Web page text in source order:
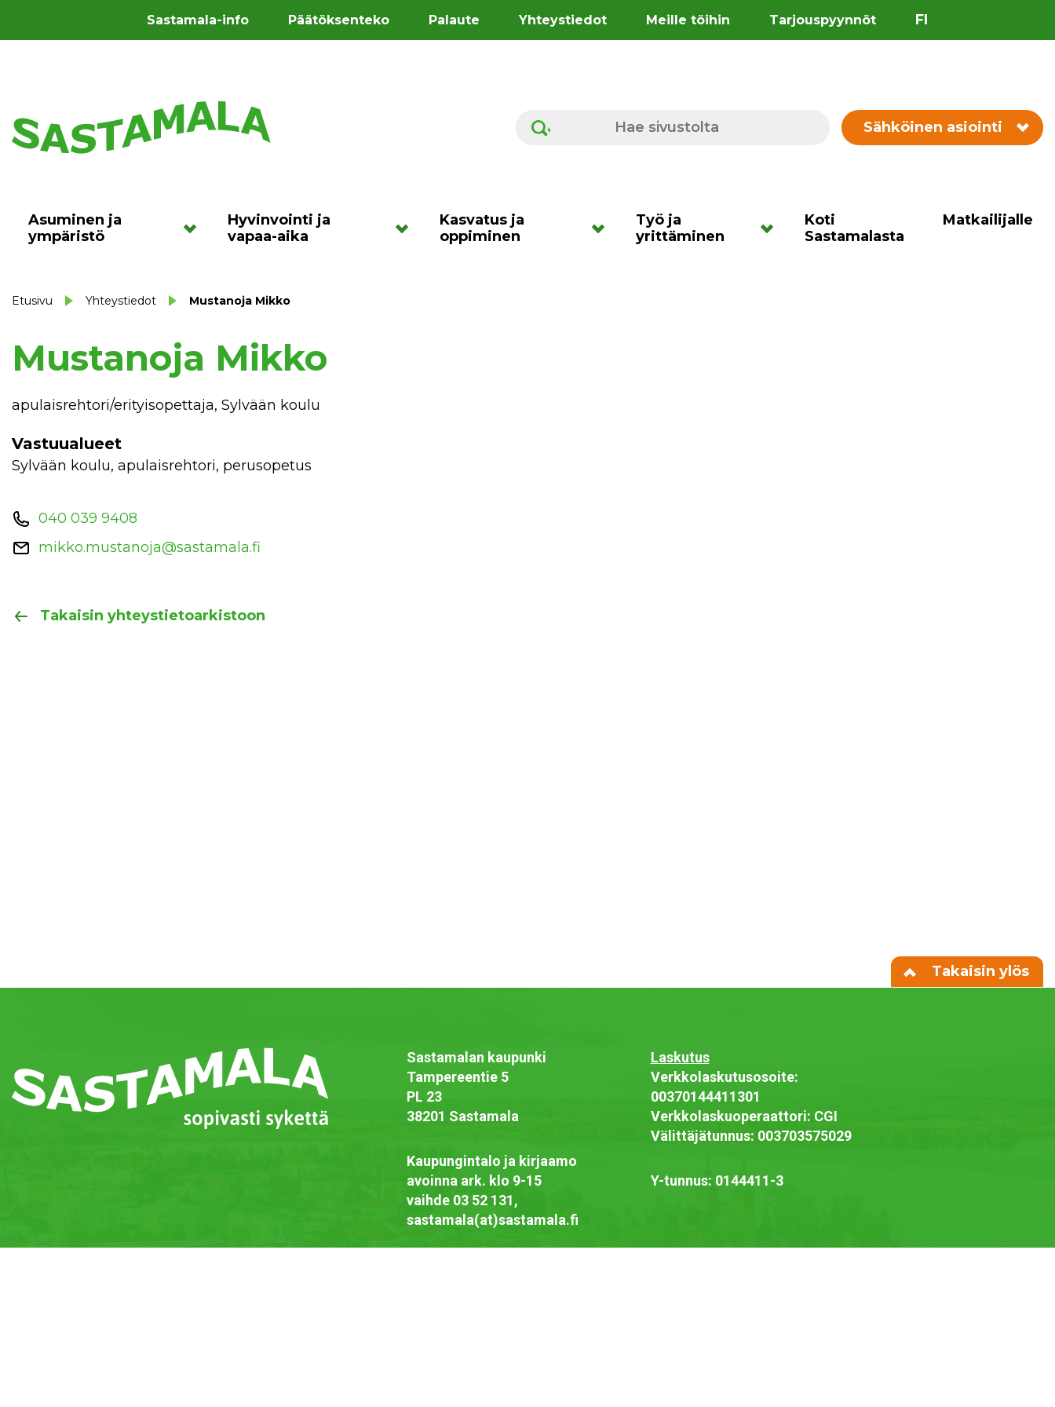
Sastamala-info Päätöksenteko Palaute Yhteystiedot Meille töihin Tarjouspyynnöt FI
Hae sivustolta Sähköinen asiointi
Asuminen ja
ympäristö
Hyvinvointi ja
vapaa-aika
Kasvatus ja
oppiminen
Työ ja
yrittäminen
Koti
Sastamalasta
Matkailijalle
Etusivu Yhteystiedot Mustanoja Mikko
Mustanoja Mikko
apulaisrehtori/erityisopettaja, Sylvään koulu
Vastuualueet
sylvään koulu, apulaisrehtori, perusopetus
040 039 9408
mikko.mustanoja@sastamala.fi
Takaisin yhteystietoarkistoon
Takaisin ylös
Sastamalan kaupunki
Tampereentie 5
PL 23
38201 Sastamala
Kaupungintalo ja kirjaamo
avoinna ark. klo 9-15
vaihde 03 52 131,
sastamala(at)sastamala.fi
Laskutus
Verkkolaskutusosoite:
00370144411301
Verkkolaskuoperaattori: CGI
Välittäjätunnus: 003703575029
Y-tunnus: 0144411-3